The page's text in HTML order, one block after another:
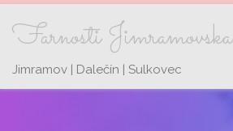
Farnosti Jimramovska
Jimramov | Dalečín | Sulkovec